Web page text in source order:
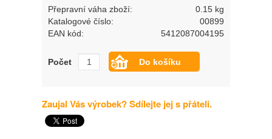
Přepravní váha zboží:
0.15 kg
Katalogové číslo:
00899
EAN kód:
5412087004195
Počet
Zaujal Vás výrobek? Sdílejte jej s přáteli.